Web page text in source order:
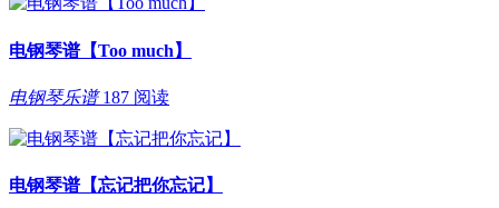
电钢琴谱【Too much】
电钢琴乐谱 187 阅读
电钢琴谱【忘记把你忘记】